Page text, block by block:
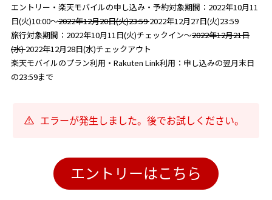
エントリー・楽天モバイルの申し込み・予約対象期間：2022年10月11
日(火)10:00～2022年12月20日(火)23:592022年12月27日(火)23:59
旅行対象期間：2022年10月11日(火)チェックイン～2022年12月21日
(水)2022年12月28日(水)チェックアウト
楽天モバイルのプラン利用・Rakuten Link利用：申し込みの翌月末日
の23:59まで
エラーが発生しました。後でお試しください。
エントリーはこちら